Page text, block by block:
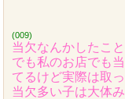
(009)
当欠なんかしたこ
でも私のお店でも
てるけど実際は取
当欠多い子は大体